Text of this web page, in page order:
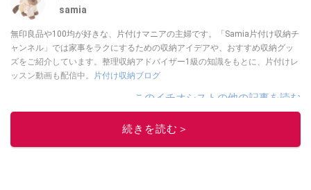
samia
無印良品や100均が好きな、片付けマニアの主婦です。「Samia片付け収納チ
ャンネル」では家事をラクにするための収納アイデアや、おすすめ収納グッ
ズをご紹介しています。整理収納アドバイザー1級の知識をもとに、片付けレ
ッスン動画も配信中。
片付け収納ブログ
このイチオシストの他の記事を読む
続きを読む＞